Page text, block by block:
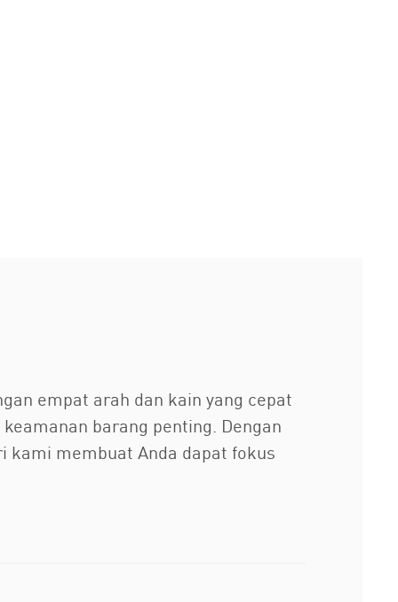
empat arah dan kain yang cepat
barang penting. Dengan
kami membuat Anda dapat fokus